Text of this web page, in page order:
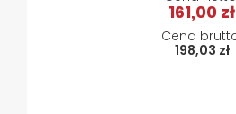
198,03 zł
161,00 zł